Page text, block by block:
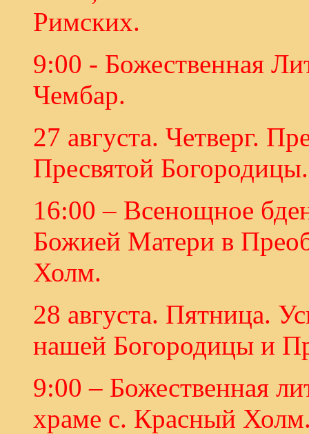
Римских.
9:00 - Божественная
Чембар.
27 августа. Четверг.
Пресвятой
16:00 – Всенощное
Божией Матери в
Холм.
28 августа. Пятница.
нашей Богородицы и
9:00 – Божественная
храме с. Красный